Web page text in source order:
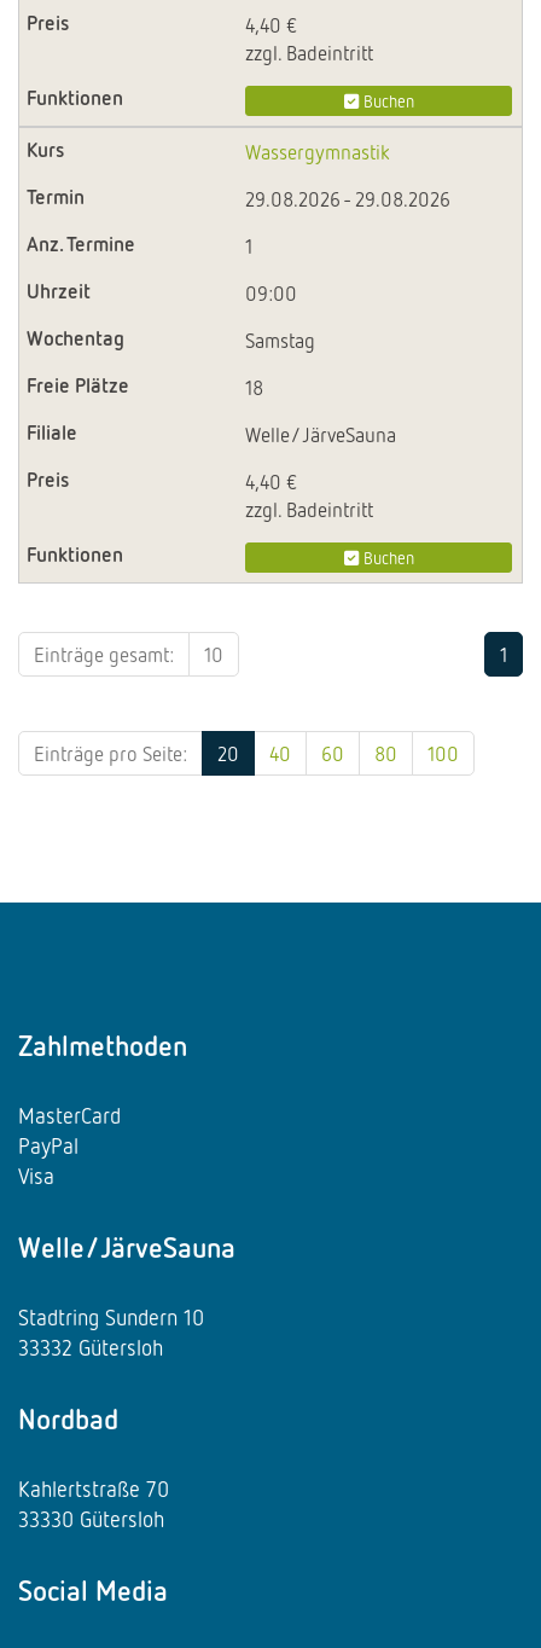
4,40 €
zzgl. Badeintritt
Buchen
Wassergymnastik
29.08.2026 - 29.08.2026
1
09:00
Samstag
18
Welle/JärveSauna
4,40 €
zzgl. Badeintritt
Buchen
1
Einträge gesamt: 10
Einträge pro Seite: 20 40 60 80 100
Zahlmethoden
MasterCard
PayPal
Visa
Welle/JärveSauna
Stadtring Sundern 10
33332 Gütersloh
Nordbad
Kahlertstraße 70
33330 Gütersloh
Social Media